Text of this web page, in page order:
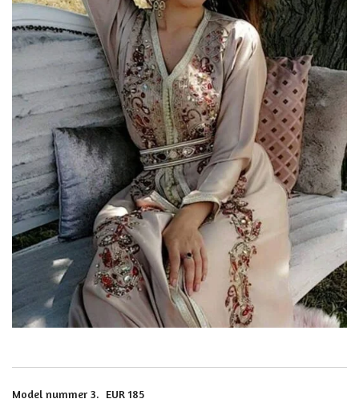
Model nummer 3. EUR 185